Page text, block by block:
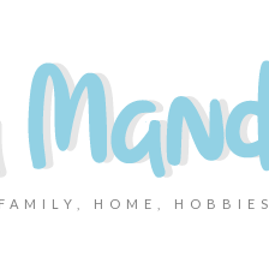
HOME, HOBBIES